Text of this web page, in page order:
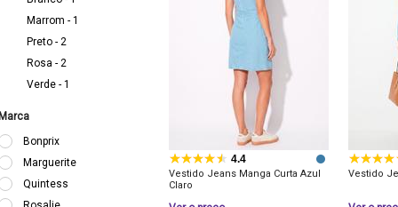
Marrom - 1
Preto - 2
Rosa - 2
Verde - 1
Bonprix
Marguerite
Quintess
4.4
Vestido Jeans Manga Curta Azul
Claro
Vestido